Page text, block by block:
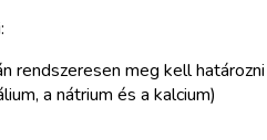
rendszeresen meg kell határozni
a nátrium és a kalcium)